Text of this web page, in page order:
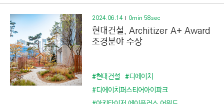
N
)
2024.06.14 0min 58sec
현대건설, Architizer A+ Award
조경분야 수상
#현대건설 #디에이치
#디에이치퍼스티어아이파크